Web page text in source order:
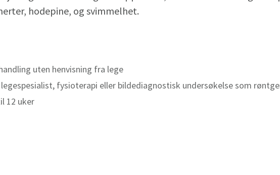
hodepine, og svimmelhet.
uten henvisning fra lege
fysioterapi eller bildediagnostisk undersøkelse som
12 uker